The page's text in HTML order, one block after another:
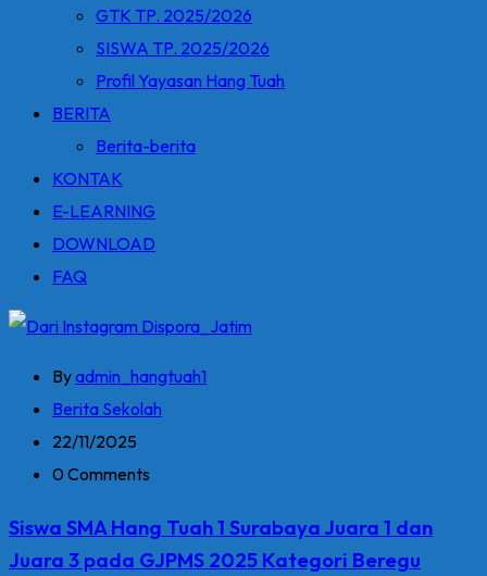
GTK TP. 2025/2026
SISWA TP. 2025/2026
Profil Yayasan Hang Tuah
BERITA
Berita-berita
KONTAK
E-LEARNING
DOWNLOAD
FAQ
Byadmin_hangtuah1
Berita Sekolah
22/11/2025
0 Comments
Siswa SMA Hang Tuah 1 Surabaya Juara 1 dan
Juara 3 pada GJPMS 2025 Kategori Beregu